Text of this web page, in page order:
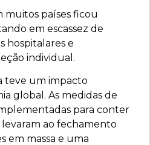
muitos países ficou
em escassez de
hospitalares e
individual.
teve um impacto
global. As medidas de
para conter
ao fechamento
em massa e uma